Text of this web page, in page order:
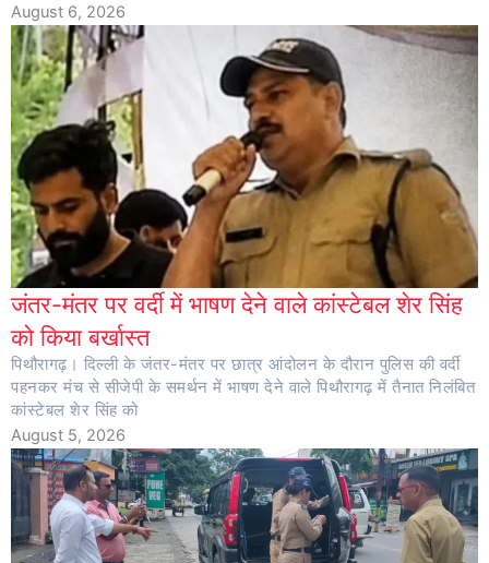
August 6, 2026
जंतर-मंतर पर वर्दी में भाषण देने वाले कांस्टेबल शेर सिंह
को किया बर्खास्त
पिथौरागढ़। दिल्ली के जंतर-मंतर पर छात्र आंदोलन के दौरान पुलिस की वर्दी
पहनकर मंच से सीजेपी के समर्थन में भाषण देने वाले पिथौरागढ़ में तैनात निलंबित
कांस्टेबल शेर सिंह को
August 5, 2026